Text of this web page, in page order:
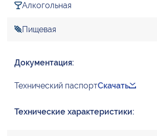
Алкогольная
Пищевая
Документация:
Технический паспортСкачать
Технические характеристики: